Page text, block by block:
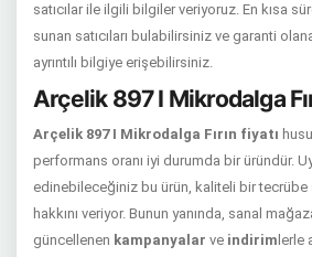
satıcılar ile ilgili bilgiler veriyoruz. En kısa
sunan satıcıları bulabilirsiniz ve garanti
ayrıntılı bilgiye erişebilirsiniz.
Arçelik 897 I Mikrodalga
Arçelik 897 I Mikrodalga Fırın fiyatı
performans oranı iyi durumda bir üründür.
edinebileceğiniz bu ürün, kaliteli bir tecrübe
hakkını veriyor. Bunun yanında, sanal
güncellenen kampanyalar ve indirim lerle